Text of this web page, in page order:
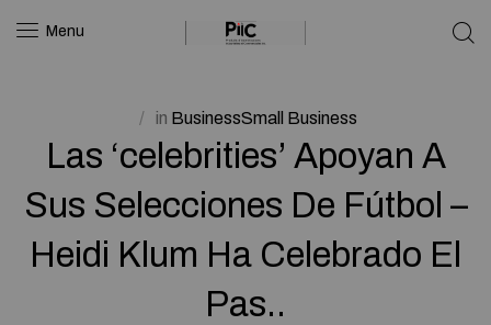
Menu
in BusinessSmall Business
Las ‘celebrities’ Apoyan A
Sus Selecciones De Fútbol –
Heidi Klum Ha Celebrado El
Pas..